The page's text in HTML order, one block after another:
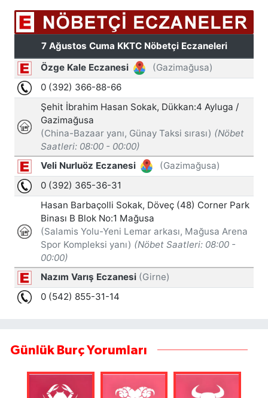
Günlük Burç Yorumları